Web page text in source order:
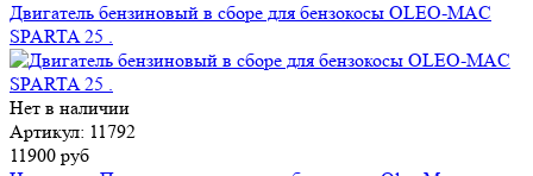
Двигатель бензиновый в сборе для бензокосы OLEO-MAC
SPARTA 25 .
Нет в наличии
Артикул: 11792
11900 руб